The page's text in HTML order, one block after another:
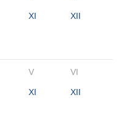
XI XII
V VI
XI XII